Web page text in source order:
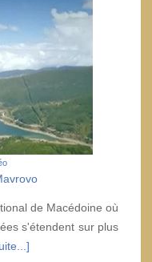
de Macédoine où
s'étendent sur plus